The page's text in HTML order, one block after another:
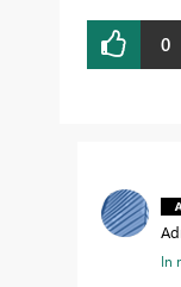
0
In